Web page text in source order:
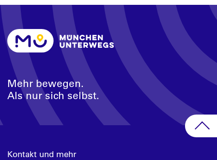
Mehr bewegen.
Als nur sich selbst.
Kontakt und mehr